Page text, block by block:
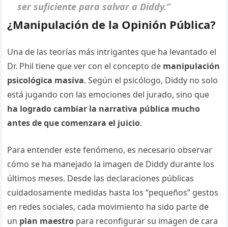
ser suficiente para salvar a Diddy.”
¿Manipulación de la Opinión Pública?
Una de las teorías más intrigantes que ha levantado el
Dr. Phil tiene que ver con el concepto de manipulación
psicológica masiva. Según el psicólogo, Diddy no solo
está jugando con las emociones del jurado, sino que
ha logrado cambiar la narrativa pública mucho
antes de que comenzara el juicio.
Para entender este fenómeno, es necesario observar
cómo se ha manejado la imagen de Diddy durante los
últimos meses. Desde las declaraciones públicas
cuidadosamente medidas hasta los “pequeños” gestos
en redes sociales, cada movimiento ha sido parte de
un plan maestro para reconfigurar su imagen de cara